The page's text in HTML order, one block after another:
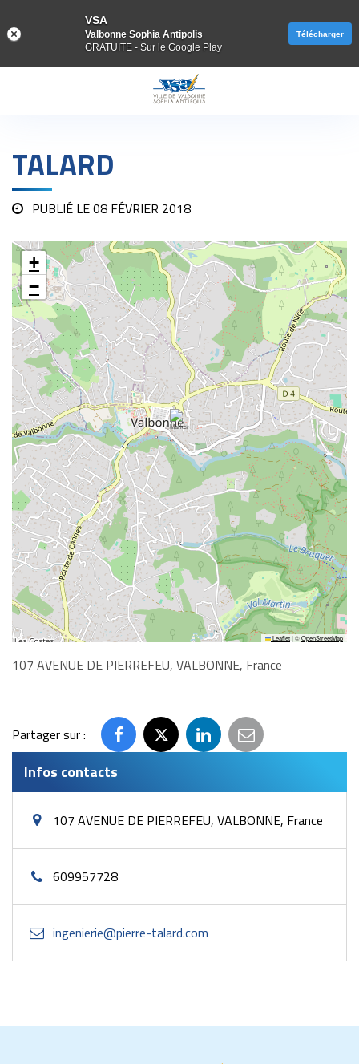
TALARD
PUBLIÉ LE08 FÉVRIER 2018
+
−
Leaflet|©OpenStreetMap
107 AVENUE DE PIERREFEU, VALBONNE, France
Partager sur :
Partager
Facebook
Partager
Twitter
Partager
LinkedIn
Partager
email
Infos contacts
107 AVENUE DE PIERREFEU, VALBONNE, France
609957728
ingenierie@pierre-talard.com
VSA
Valbonne Sophia Antipolis
GRATUITE - Sur le Google Play
Télécharger